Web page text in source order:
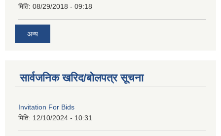
मिति: 08/29/2018 - 09:18
अन्य
सार्वजनिक खरिद/बोलपत्र सूचना
Invitation For Bids
मिति: 12/10/2024 - 10:31